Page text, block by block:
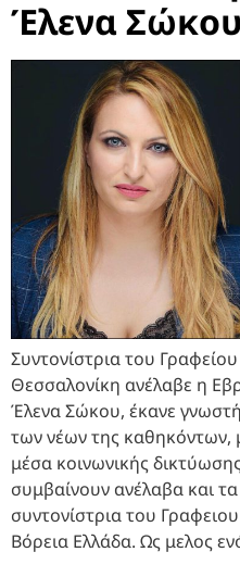
Έλενα Σώκου
Συντονίστρια του
Θεσσαλονίκη ανέλαβε η
Έλενα Σώκου, έκανε
των νέων της
μέσα κοινωνικής
συμβαίνουν ανέλαβα και
συντονίστρια του
Βόρεια Ελλάδα. Ως μελος